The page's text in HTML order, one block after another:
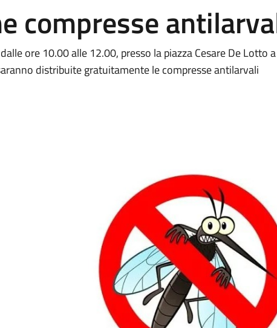
compresse
ore 10.00 alle 12.00, presso la piazza Cesare De Lotto a
distribuite gratuitamente le compresse antilarvali